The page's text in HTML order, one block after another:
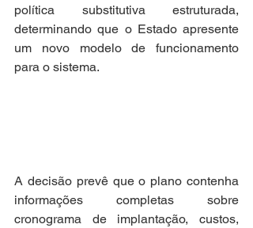
política substitutiva estruturada,
determinando que o Estado apresente
um novo modelo de funcionamento
para o sistema.
A decisão prevê que o plano contenha
informações completas sobre
cronograma de implantação, custos,